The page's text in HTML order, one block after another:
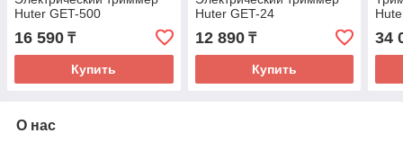
Huter GET-500
16 590 ₸
Купить
Huter GET-24
12 890₸
Купить
34
О нас